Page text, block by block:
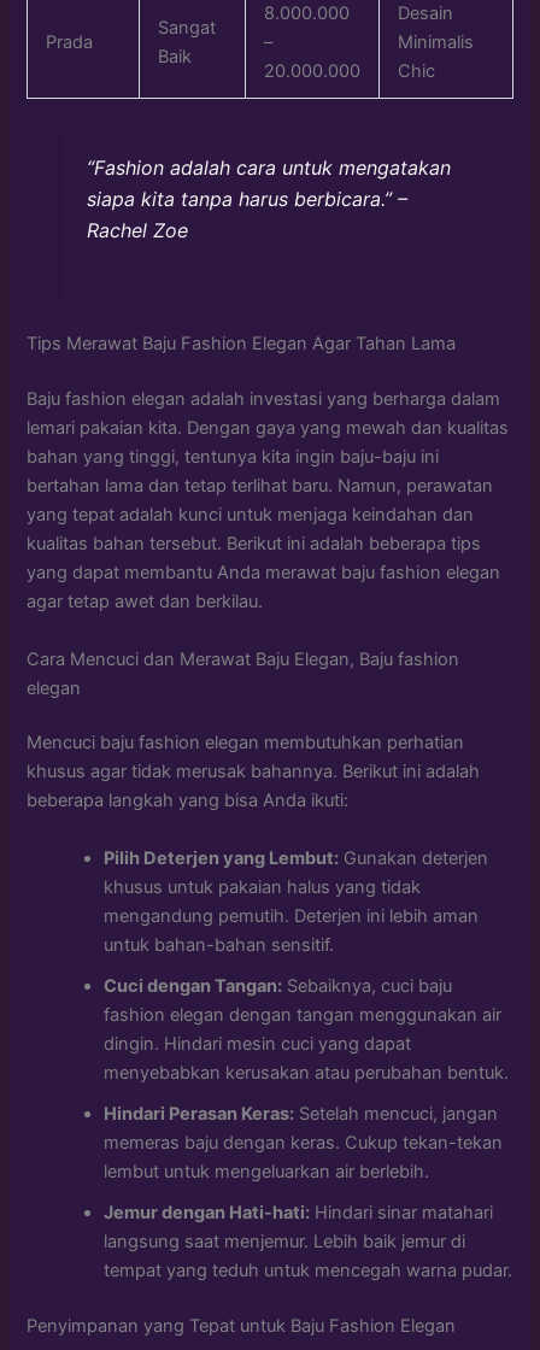
Prada
Sangat
Baik
8.000.000
–
20.000.000
Desain
Minimalis
Chic
“Fashion adalah cara untuk mengatakan
siapa kita tanpa harus berbicara.” –
Rachel Zoe
Tips Merawat Baju Fashion Elegan Agar Tahan Lama
Baju fashion elegan adalah investasi yang berharga dalam
lemari pakaian kita. Dengan gaya yang mewah dan kualitas
bahan yang tinggi, tentunya kita ingin baju-baju ini
bertahan lama dan tetap terlihat baru. Namun, perawatan
yang tepat adalah kunci untuk menjaga keindahan dan
kualitas bahan tersebut. Berikut ini adalah beberapa tips
yang dapat membantu Anda merawat baju fashion elegan
agar tetap awet dan berkilau.
Cara Mencuci dan Merawat Baju Elegan, Baju fashion
elegan
Mencuci baju fashion elegan membutuhkan perhatian
khusus agar tidak merusak bahannya. Berikut ini adalah
beberapa langkah yang bisa Anda ikuti:
Pilih Deterjen yang Lembut: Gunakan deterjen
khusus untuk pakaian halus yang tidak
mengandung pemutih. Deterjen ini lebih aman
untuk bahan-bahan sensitif.
Cuci dengan Tangan: Sebaiknya, cuci baju
fashion elegan dengan tangan menggunakan air
dingin. Hindari mesin cuci yang dapat
menyebabkan kerusakan atau perubahan bentuk.
Hindari Perasan Keras: Setelah mencuci, jangan
memeras baju dengan keras. Cukup tekan-tekan
lembut untuk mengeluarkan air berlebih.
Jemur dengan Hati-hati: Hindari sinar matahari
langsung saat menjemur. Lebih baik jemur di
tempat yang teduh untuk mencegah warna pudar.
Penyimpanan yang Tepat untuk Baju Fashion Elegan